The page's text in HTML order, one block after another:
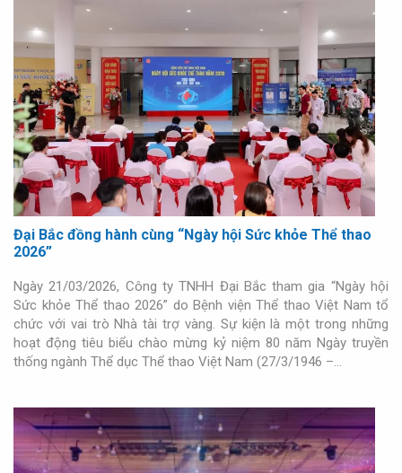
Đại Bắc đồng hành cùng “Ngày hội Sức khỏe Thể thao
2026”
Ngày 21/03/2026, Công ty TNHH Đại Bắc tham gia “Ngày hội
Sức khỏe Thể thao 2026” do Bệnh viện Thể thao Việt Nam tổ
chức với vai trò Nhà tài trợ vàng. Sự kiện là một trong những
hoạt động tiêu biểu chào mừng kỷ niệm 80 năm Ngày truyền
thống ngành Thể dục Thể thao Việt Nam (27/3/1946 –…